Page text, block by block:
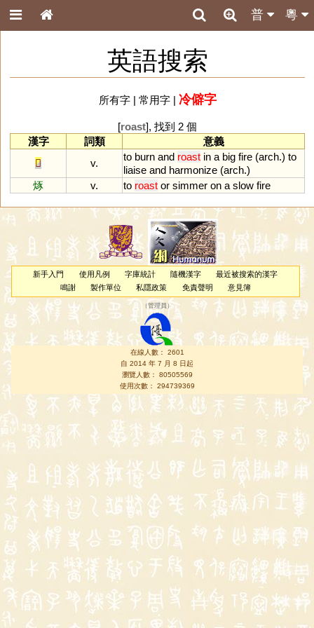
粵
普
英語搜索
所有字| 常用字| 冷僻字
[roast], 找到 2 個
漢字
詞類
意義
𤏻
v.
to burn and roast in a big fire (arch.) to
liaise and harmonize (arch.)
烼
v. to roast or simmer on a slow fire
新手入門 使用凡例 字庫統計 隨機漢字
最近被搜索的漢字
鳴謝
製作單位 私隱政策 免責聲明 意見簿
（管理員 ）
在線人數： 2601
自 2014 年 7 月 8 日起
瀏覽人數： 80505569
使用次數： 294739369